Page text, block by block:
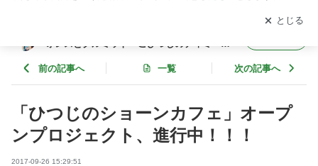
ォレスとグルミット・こひつじのティミー）
前の記事へ 一覧 次の記事へ
「ひつじのショーンカフェ」オープ
ンプロジェクト、進行中！！！
2017-09-26 15:29:51